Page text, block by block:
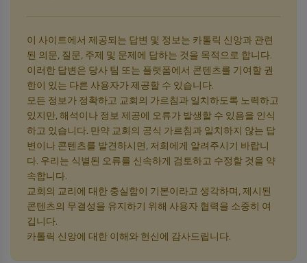
이 사이트에서 제공되는 답변 및 정보는 카톨릭 신앙과 관련
된 의문, 질문, 주제 및 문제에 답하는 것을 목적으로 합니다.
이러한 답변은 당사 팀 또는 플랫폼에서 콘텐츠를 기여할 권
한이 있는 다른 사용자가 제공할 수 있습니다.
모든 정보가 정확하고 교회의 가르침과 일치하도록 노력하고
있지만, 해석이나 정보 제공에 오류가 발생할 수 있음을 인식
하고 있습니다. 만약 교회의 공식 가르침과 일치하지 않는 답
변이나 콘텐츠를 발견하시면, 저희에게 알려주시기 바랍니
다. 우리는 식별된 오류를 신속하게 검토하고 수정할 것을 약
속합니다.
교회의 교리에 대한 충실함이 기본이라고 생각하며, 제시된
콘텐츠의 무결성을 유지하기 위해 사용자 협력을 소중히 여
깁니다.
카톨릭 신앙에 대한 이해와 헌신에 감사드립니다.